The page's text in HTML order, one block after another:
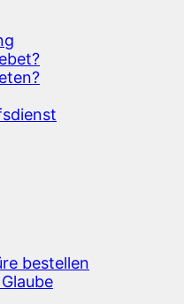
bestellen